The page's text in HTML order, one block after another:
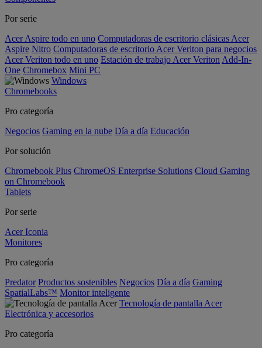
Por serie
Acer Aspire todo en uno Computadoras de escritorio clásicas Acer
Aspire Nitro Computadoras de escritorio Acer Veriton para negocios
Acer Veriton todo en uno Estación de trabajo Acer Veriton Add-In-
One Chromebox Mini PC
Windows
Chromebooks
Pro categoría
Negocios Gaming en la nube Día a día Educación
Por solución
Chromebook Plus ChromeOS Enterprise Solutions Cloud Gaming
on Chromebook
Tablets
Por serie
Acer Iconia
Monitores
Pro categoría
Predator Productos sostenibles Negocios Día a día Gaming
SpatialLabs™ Monitor inteligente
Tecnología de pantalla Acer
Electrónica y accesorios
Pro categoría